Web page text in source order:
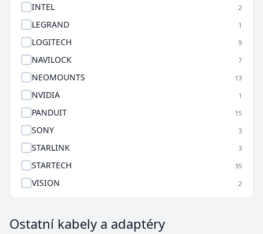
INTEL 2
LEGRAND 1
LOGITECH 9
NAVILOCK 7
NEOMOUNTS 13
NVIDIA 1
PANDUIT 15
SONY 3
STARLINK 3
STARTECH 35
VISION 2
Ostatní kabely a adaptéry